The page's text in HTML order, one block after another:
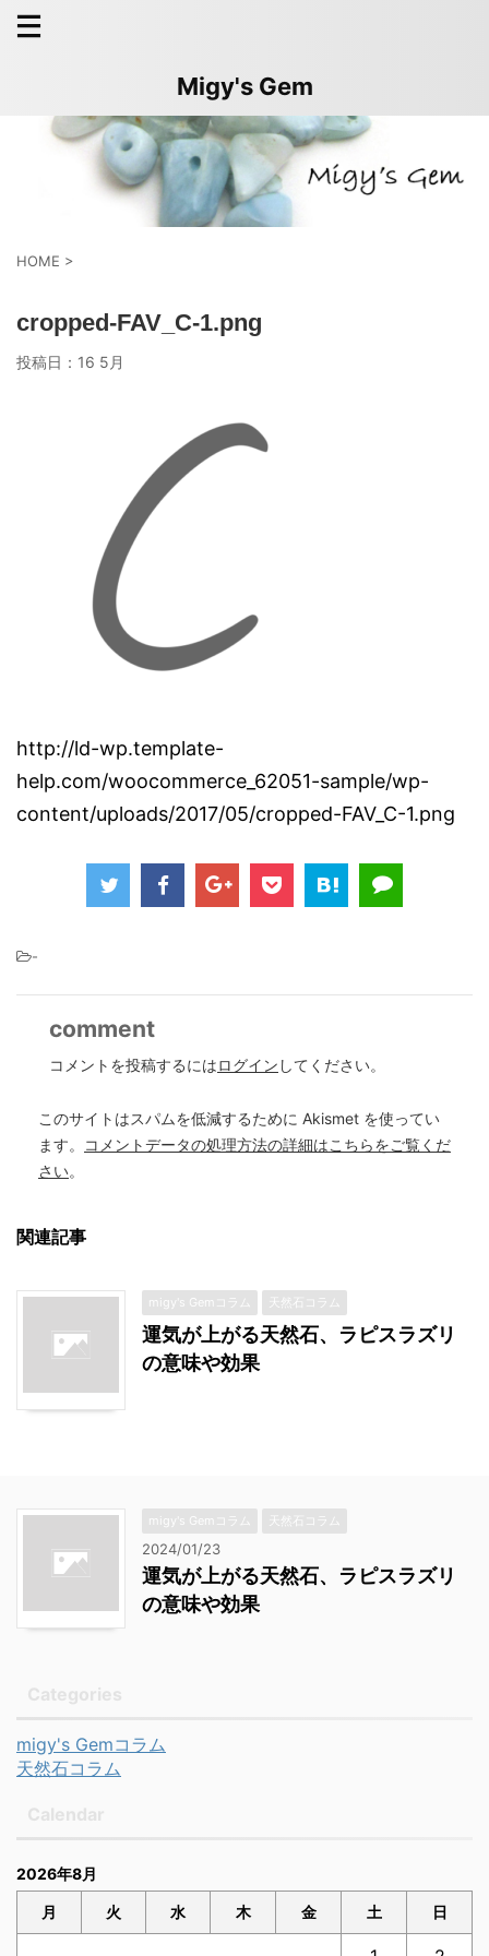
Migy's Gem
HOME >
cropped-FAV_C-1.png
投稿日： 16 5月
http://ld-wp.template-
help.com/woocommerce_62051-sample/wp-
content/uploads/2017/05/cropped-FAV_C-1.png
-
comment
コメントを投稿するにはログイン してください。
このサイトはスパムを低減するために Akismet を使ってい
ます。
コメントデータの処理方法の詳細はこちらをご覧くだ
さい。
関連記事
migy's Gemコラム 天然石コラム
運気が上がる天然石、ラピスラズリ
の意味や効果
migy's Gemコラム 天然石コラム
2024/01/23
運気が上がる天然石、ラピスラズリ
の意味や効果
migy's Gemコラム
天然石コラム
2026年8月
月 火 水 木 金 土 日